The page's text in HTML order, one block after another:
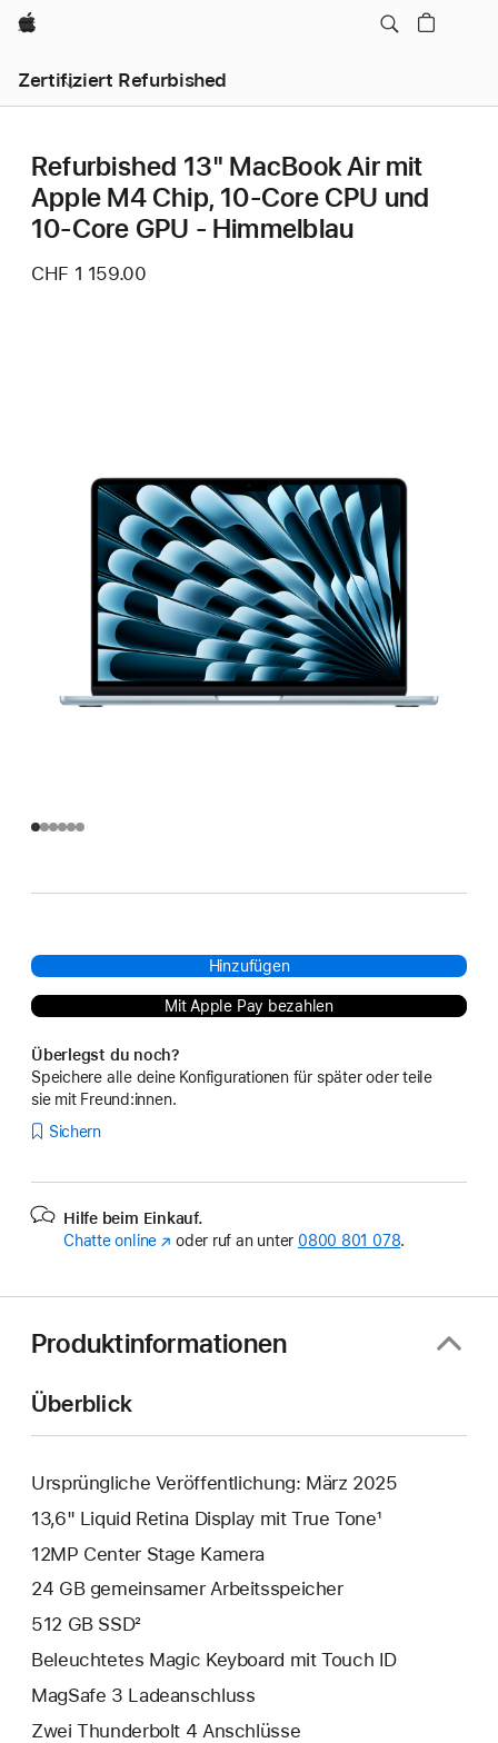
Apple
Zertifiziert Refurbished
Refurbished 13" MacBook Air mit
Apple M4 Chip, 10‑Core CPU und
10‑Core GPU - Himmelblau
CHF 1 159.00
Hinzufügen
Mit Apple Pay bezahlen
Überlegst du noch?
Speichere alle deine Konfigurationen für später oder teile
sie mit Freund:innen.
Sichern
Hilfe beim Einkauf.
Chatte online (Öffnet
oder ruf an unter 0800 801 078.
Produktinformationen
Überblick
Ursprüngliche Veröffentlichung: März 2025
13,6" Liquid Retina Display mit True Tone¹
12MP Center Stage Kamera
24 GB gemeinsamer Arbeitsspeicher
512 GB SSD²
Beleuchtetes Magic Keyboard mit Touch ID
MagSafe 3 Ladeanschluss
Zwei Thunderbolt 4 Anschlüsse